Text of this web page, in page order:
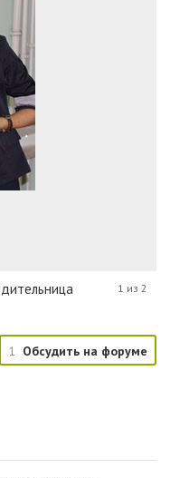
1 из 2
1 Обсудить на форуме